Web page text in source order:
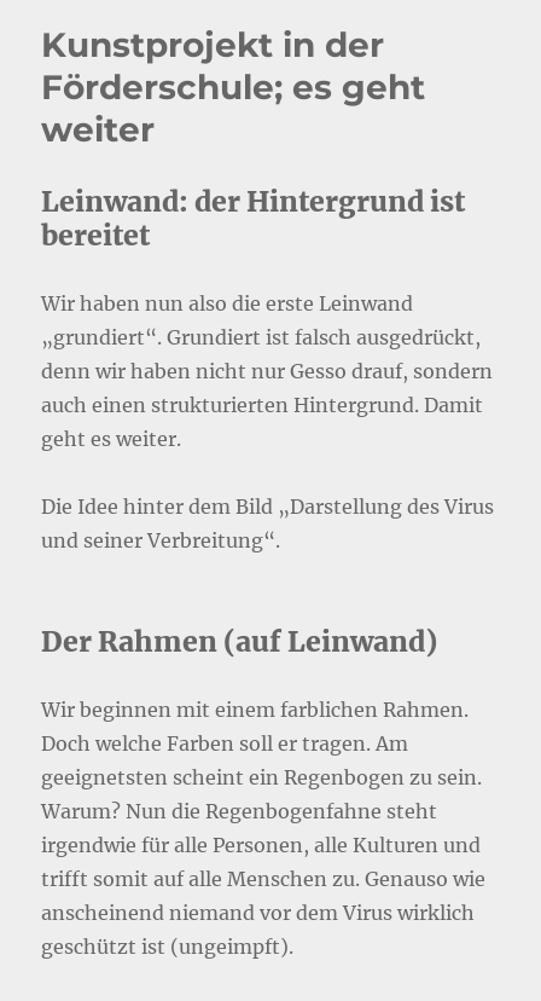
Kunstprojekt in der
Förderschule; es geht
weiter
Leinwand: der Hintergrund ist
bereitet
Wir haben nun also die erste Leinwand
„grundiert“. Grundiert ist falsch ausgedrückt,
denn wir haben nicht nur Gesso drauf, sondern
auch einen strukturierten Hintergrund. Damit
geht es weiter.
Die Idee hinter dem Bild „Darstellung des Virus
und seiner Verbreitung“.
Der Rahmen (auf Leinwand)
Wir beginnen mit einem farblichen Rahmen.
Doch welche Farben soll er tragen. Am
geeignetsten scheint ein Regenbogen zu sein.
Warum? Nun die Regenbogenfahne steht
irgendwie für alle Personen, alle Kulturen und
trifft somit auf alle Menschen zu. Genauso wie
anscheinend niemand vor dem Virus wirklich
geschützt ist (ungeimpft).